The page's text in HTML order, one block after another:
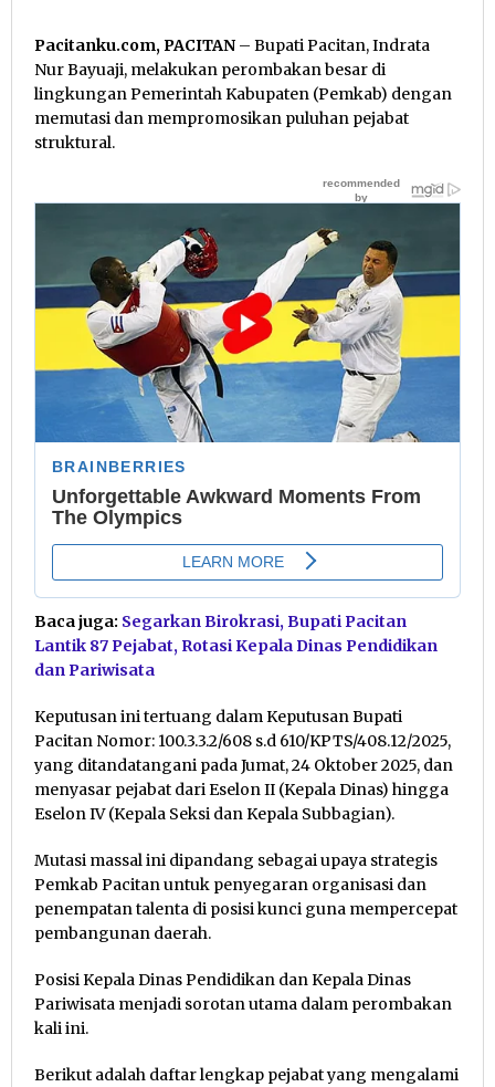
Pacitanku.com, PACITAN – Bupati Pacitan, Indrata
Nur Bayuaji, melakukan perombakan besar di
lingkungan Pemerintah Kabupaten (Pemkab) dengan
memutasi dan mempromosikan puluhan pejabat
struktural.
Baca juga: Segarkan Birokrasi, Bupati Pacitan
Lantik 87 Pejabat, Rotasi Kepala Dinas Pendidikan
dan Pariwisata
Keputusan ini tertuang dalam Keputusan Bupati
Pacitan Nomor: 100.3.3.2/608 s.d 610/KPTS/408.12/2025,
yang ditandatangani pada Jumat, 24 Oktober 2025, dan
menyasar pejabat dari Eselon II (Kepala Dinas) hingga
Eselon IV (Kepala Seksi dan Kepala Subbagian).
Mutasi massal ini dipandang sebagai upaya strategis
Pemkab Pacitan untuk penyegaran organisasi dan
penempatan talenta di posisi kunci guna mempercepat
pembangunan daerah.
Posisi Kepala Dinas Pendidikan dan Kepala Dinas
Pariwisata menjadi sorotan utama dalam perombakan
kali ini.
Berikut adalah daftar lengkap pejabat yang mengalami